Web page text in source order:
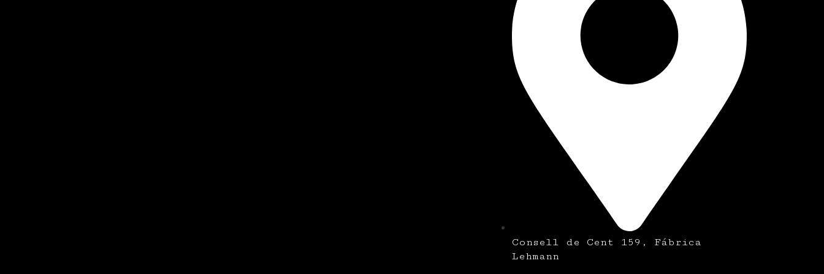
Consell de Cent 159, Fábrica
Lehmann